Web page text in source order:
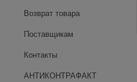
Возврат товара
Поставщикам
Контакты
АНТИКОНТРАФАКТ